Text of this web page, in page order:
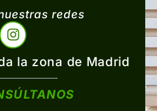
redes
la zona de Madrid